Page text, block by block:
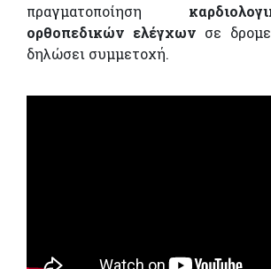
πραγματοποίηση
ορθοπεδικών ελέγχων σε
δηλώσει συμμετοχή.